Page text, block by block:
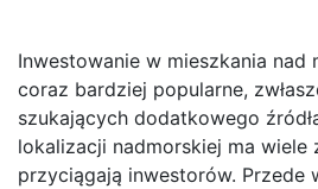
Inwestowanie w mieszkania nad
coraz bardziej popularne,
szukających dodatkowego
lokalizacji nadmorskiej ma wiele
przyciągają inwestorów. Przede